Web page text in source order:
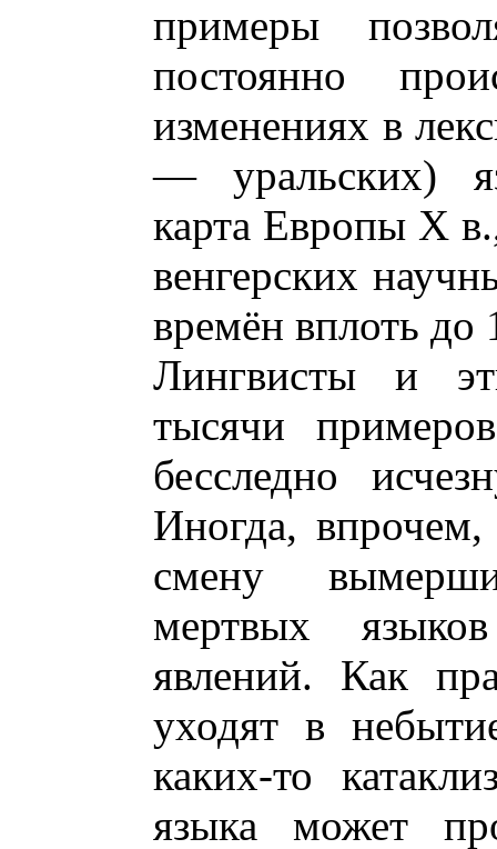
примеры
постоянно
изменениях в
— уральских)
карта Европы Х
венгерских
времён вплоть до
Лингвисты и
тысячи
бесследно
Иногда,
смену
мертвых
явлений. Как
уходят в
каких-то
языка может